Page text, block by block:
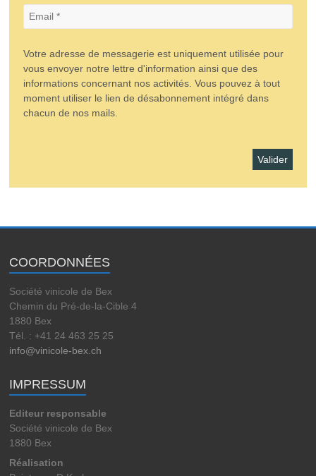
Votre adresse de messagerie est uniquement utilisée pour
vous envoyer notre lettre d'information ainsi que des
informations concernant nos activités. Vous pouvez à tout
moment utiliser le lien de désabonnement intégré dans
chacun de nos mails.
COORDONNÉES
Société vinicole de Bex
Chemin du Pré-de-la-Cible 4
1880 Bex
Tél. : +41 24 463 25 25
info@vinicole-bex.ch
IMPRESSUM
Editeur responsable
Société vinicole de Bex
1880 Bex
Réalisation